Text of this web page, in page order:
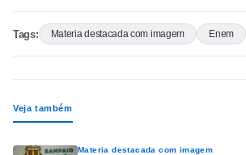
Tags: Materia destacada com imagem Enem
Veja também
Materia destacada com imagem